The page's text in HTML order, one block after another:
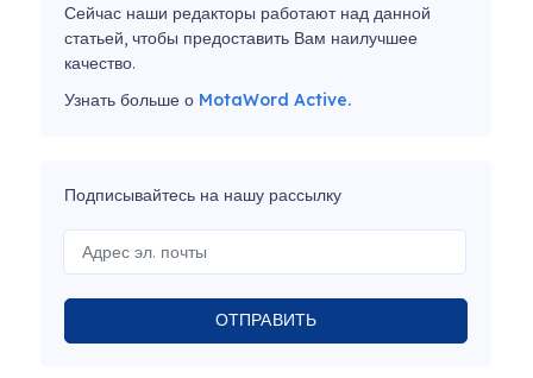
Сейчас наши редакторы работают над данной
статьей, чтобы предоставить Вам наилучшее
качество.
Узнать больше о MotaWord Active.
Подписывайтесь на нашу рассылку
ОТПРАВИТЬ